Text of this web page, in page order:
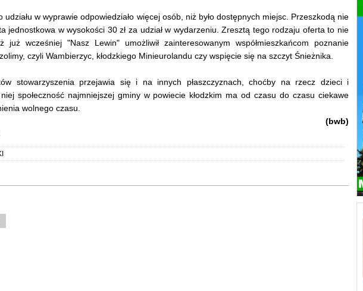
udziału w wyprawie odpowiedziało więcej osób, niż było dostępnych miejsc. Przeszkodą nie
jednostkowa w wysokości 30 zł za udział w wydarzeniu. Zresztą tego rodzaju oferta to nie
już wcześniej "Nasz Lewin" umożliwił zainteresowanym współmieszkańcom poznanie
czyli Wambierzyc, kłodzkiego Minieurolandu czy wspięcie się na szczyt Śnieżnika.
stowarzyszenia przejawia się i na innych płaszczyznach, choćby na rzecz dzieci i
niej społeczność najmniejszej gminy w powiecie kłodzkim ma od czasu do czasu ciekawe
wolnego czasu.
(bwb)